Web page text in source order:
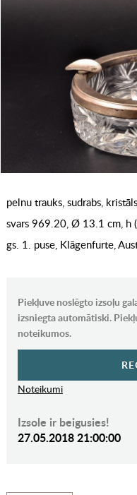
pelnu trauks, sudrabs,
svars 969.20, Ø 13.1 cm, h
gs. 1. puse, Klāgenfurte,
Piekļuve noslēgto izsoļu
izsniegta automātiski.
noteikumos.
Noteikumi
Izsole ir beigusies!
27.05.2018 21:00:00